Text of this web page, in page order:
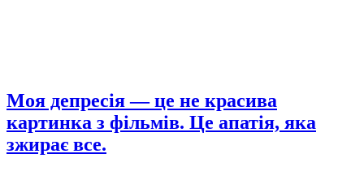
Моя депресія — це не красива
картинка з фільмів. Це апатія, яка
зжирає все.